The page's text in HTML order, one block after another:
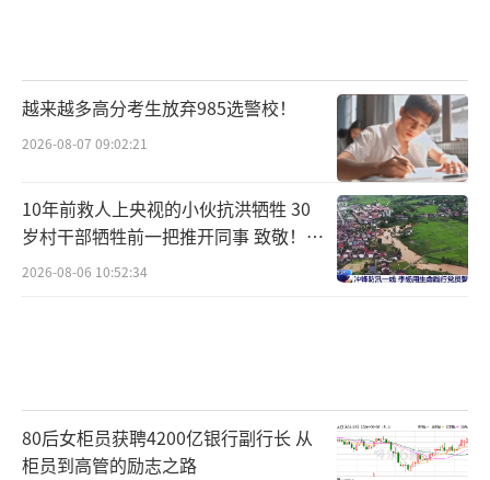
越来越多高分考生放弃985选警校！
2026-08-07 09:02:21
10年前救人上央视的小伙抗洪牺牲 30
岁村干部牺牲前一把推开同事 致敬！送
别！
2026-08-06 10:52:34
80后女柜员获聘4200亿银行副行长 从
柜员到高管的励志之路